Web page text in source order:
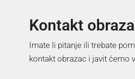
Kontakt
Imate li pitanje ili trebate
kontakt obrazac i javit ćemo